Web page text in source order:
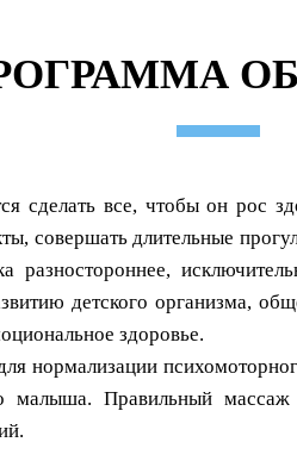
сделать все, чтобы он рос
совершать длительные
детского организма,
здоровье.
нормализации
малыша. Правильный